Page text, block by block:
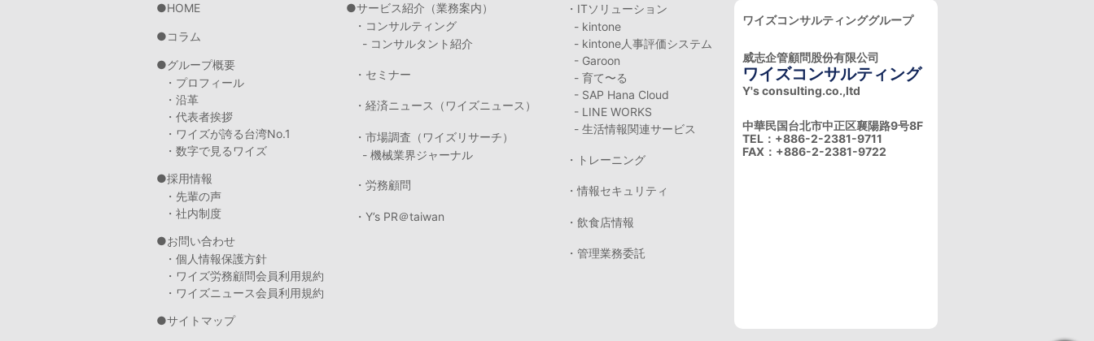
HOME
コラム
グループ概要
・プロフィール
・沿革
・代表者挨拶
・ワイズが誇る台湾No.1
・数字で見るワイズ
採用情報
・先輩の声
・社内制度
お問い合わせ
・個人情報保護方針
・ワイズ労務顧問会員利用規約
・ワイズニュース会員利用規約
サイトマップ
サービス紹介（業務案内）
・コンサルティング
- コンサルタント紹介
・セミナー
・経済ニュース（ワイズニュース）
・市場調査（ワイズリサーチ）
- 機械業界ジャーナル
・労務顧問
・Y’s PR＠taiwan
・ITソリューション
- kintone
- kintone人事評価システム
- Garoon
- 育て〜る
- SAP Hana Cloud
- LINE WORKS
- 生活情報関連サービス
・トレーニング
・情報セキュリティ
・飲食店情報
・管理業務委託
ワイズコンサルティンググループ
威志企管顧問股份有限公司
ワイズコンサルティング
Y's consulting.co.,ltd
中華民国台北市中正区襄陽路9号8F
TEL：+886-2-2381-9711
FAX：+886-2-2381-9722